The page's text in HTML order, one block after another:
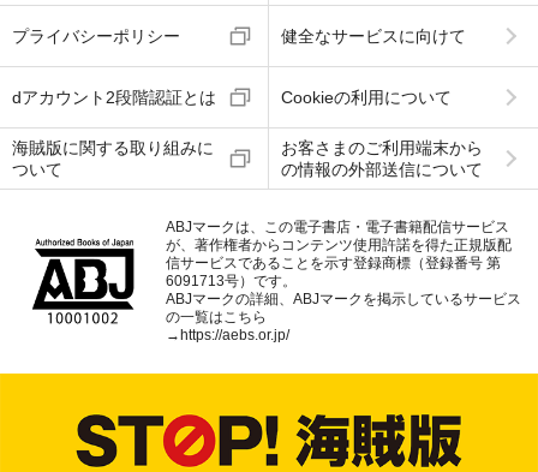
プライバシーポリシー 健全なサービスに向けて
dアカウント2段階認証とは Cookieの利用について
海賊版に関する取り組みに
ついて
お客さまのご利用端末から
の情報の外部送信について
ABJマークは、この電子書店・電子書籍配信サービス
が、著作権者からコンテンツ使用許諾を得た正規版配
信サービスであることを示す登録商標（登録番号 第
6091713号）です。
ABJマークの詳細、ABJマークを掲示しているサービス
の一覧はこちら
→ https://aebs.or.jp/